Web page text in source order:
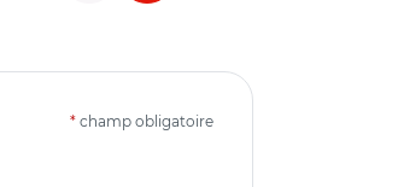
* champ obligatoire